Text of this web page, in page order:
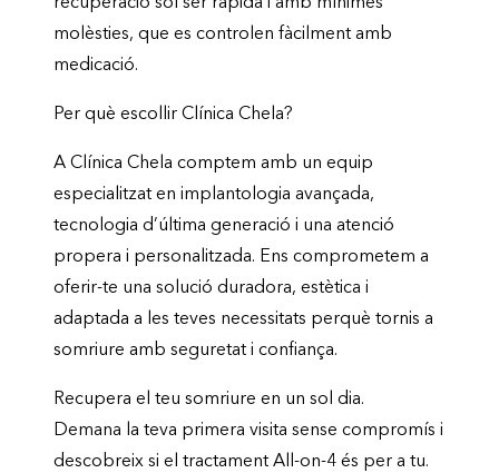
molèsties, que es controlen fàcilment amb
medicació.
Per què escollir Clínica Chela?
A Clínica Chela comptem amb un equip
especialitzat en implantologia avançada,
tecnologia d’última generació i una atenció
propera i personalitzada. Ens comprometem a
oferir-te una solució duradora, estètica i
adaptada a les teves necessitats perquè tornis a
somriure amb seguretat i confiança.
Recupera el teu somriure en un sol dia.
Demana la teva primera visita sense compromís i
descobreix si el tractament All-on-4 és per a tu.